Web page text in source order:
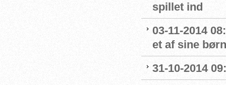
spillet ind
03-11-2014
et af sine børn
31-10-2014